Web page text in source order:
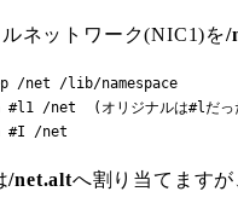
ルネットワーク(NIC1)を/
/net /lib/namespace
/net  (オリジナルは#lだっ
#I /net
/net.altへ割り当てます